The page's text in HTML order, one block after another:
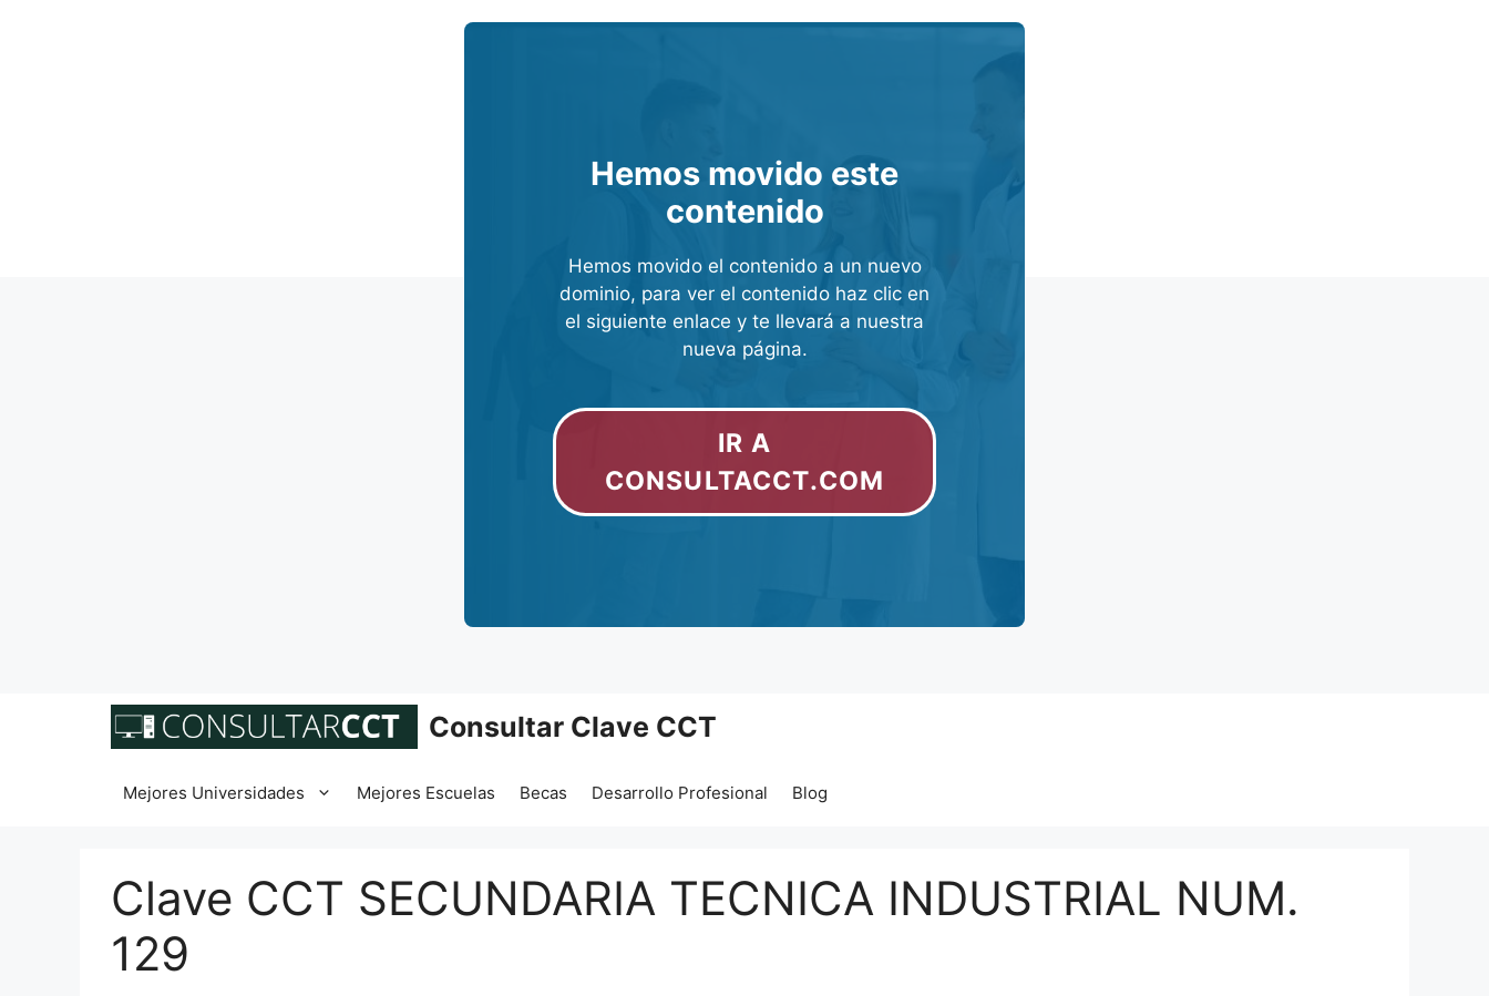
Hemos movido este
contenido
Hemos movido el contenido a un nuevo
dominio, para ver el contenido haz clic en
el siguiente enlace y te llevará a nuestra
nueva página.
IR A
CONSULTACCT.COM
Consultar Clave CCT
Mejores Universidades Mejores Escuelas Becas Desarrollo Profesional Blog
Clave CCT SECUNDARIA TECNICA INDUSTRIAL NUM.
129